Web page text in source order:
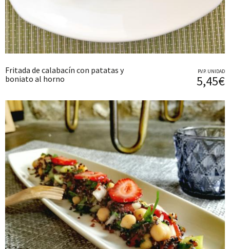
Fritada de calabacín con patatas y
boniato al horno
P.V.P. UNIDAD
5,45€